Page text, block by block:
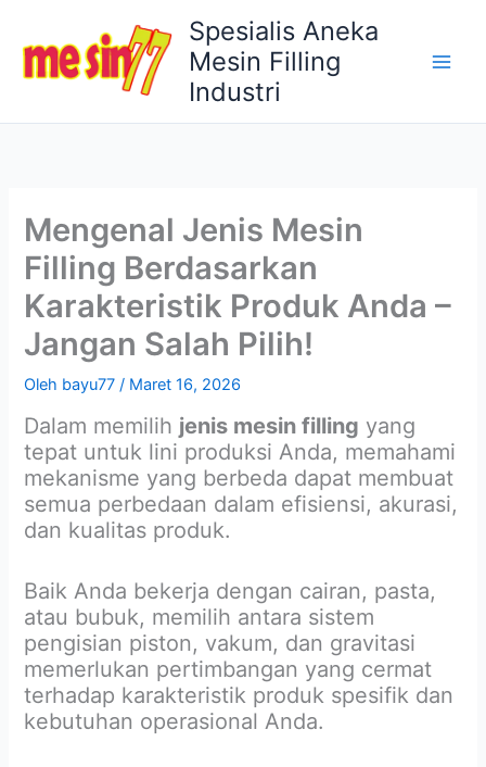
konten
Spesialis Aneka
Mesin Filling
Industri
Mengenal Jenis Mesin
Filling Berdasarkan
Karakteristik Produk Anda –
Jangan Salah Pilih!
Oleh bayu77/ Maret 16, 2026
Dalam memilih jenis mesin filling yang
tepat untuk lini produksi Anda, memahami
mekanisme yang berbeda dapat membuat
semua perbedaan dalam efisiensi, akurasi,
dan kualitas produk.
Baik Anda bekerja dengan cairan, pasta,
atau bubuk, memilih antara sistem
pengisian piston, vakum, dan gravitasi
memerlukan pertimbangan yang cermat
terhadap karakteristik produk spesifik dan
kebutuhan operasional Anda.